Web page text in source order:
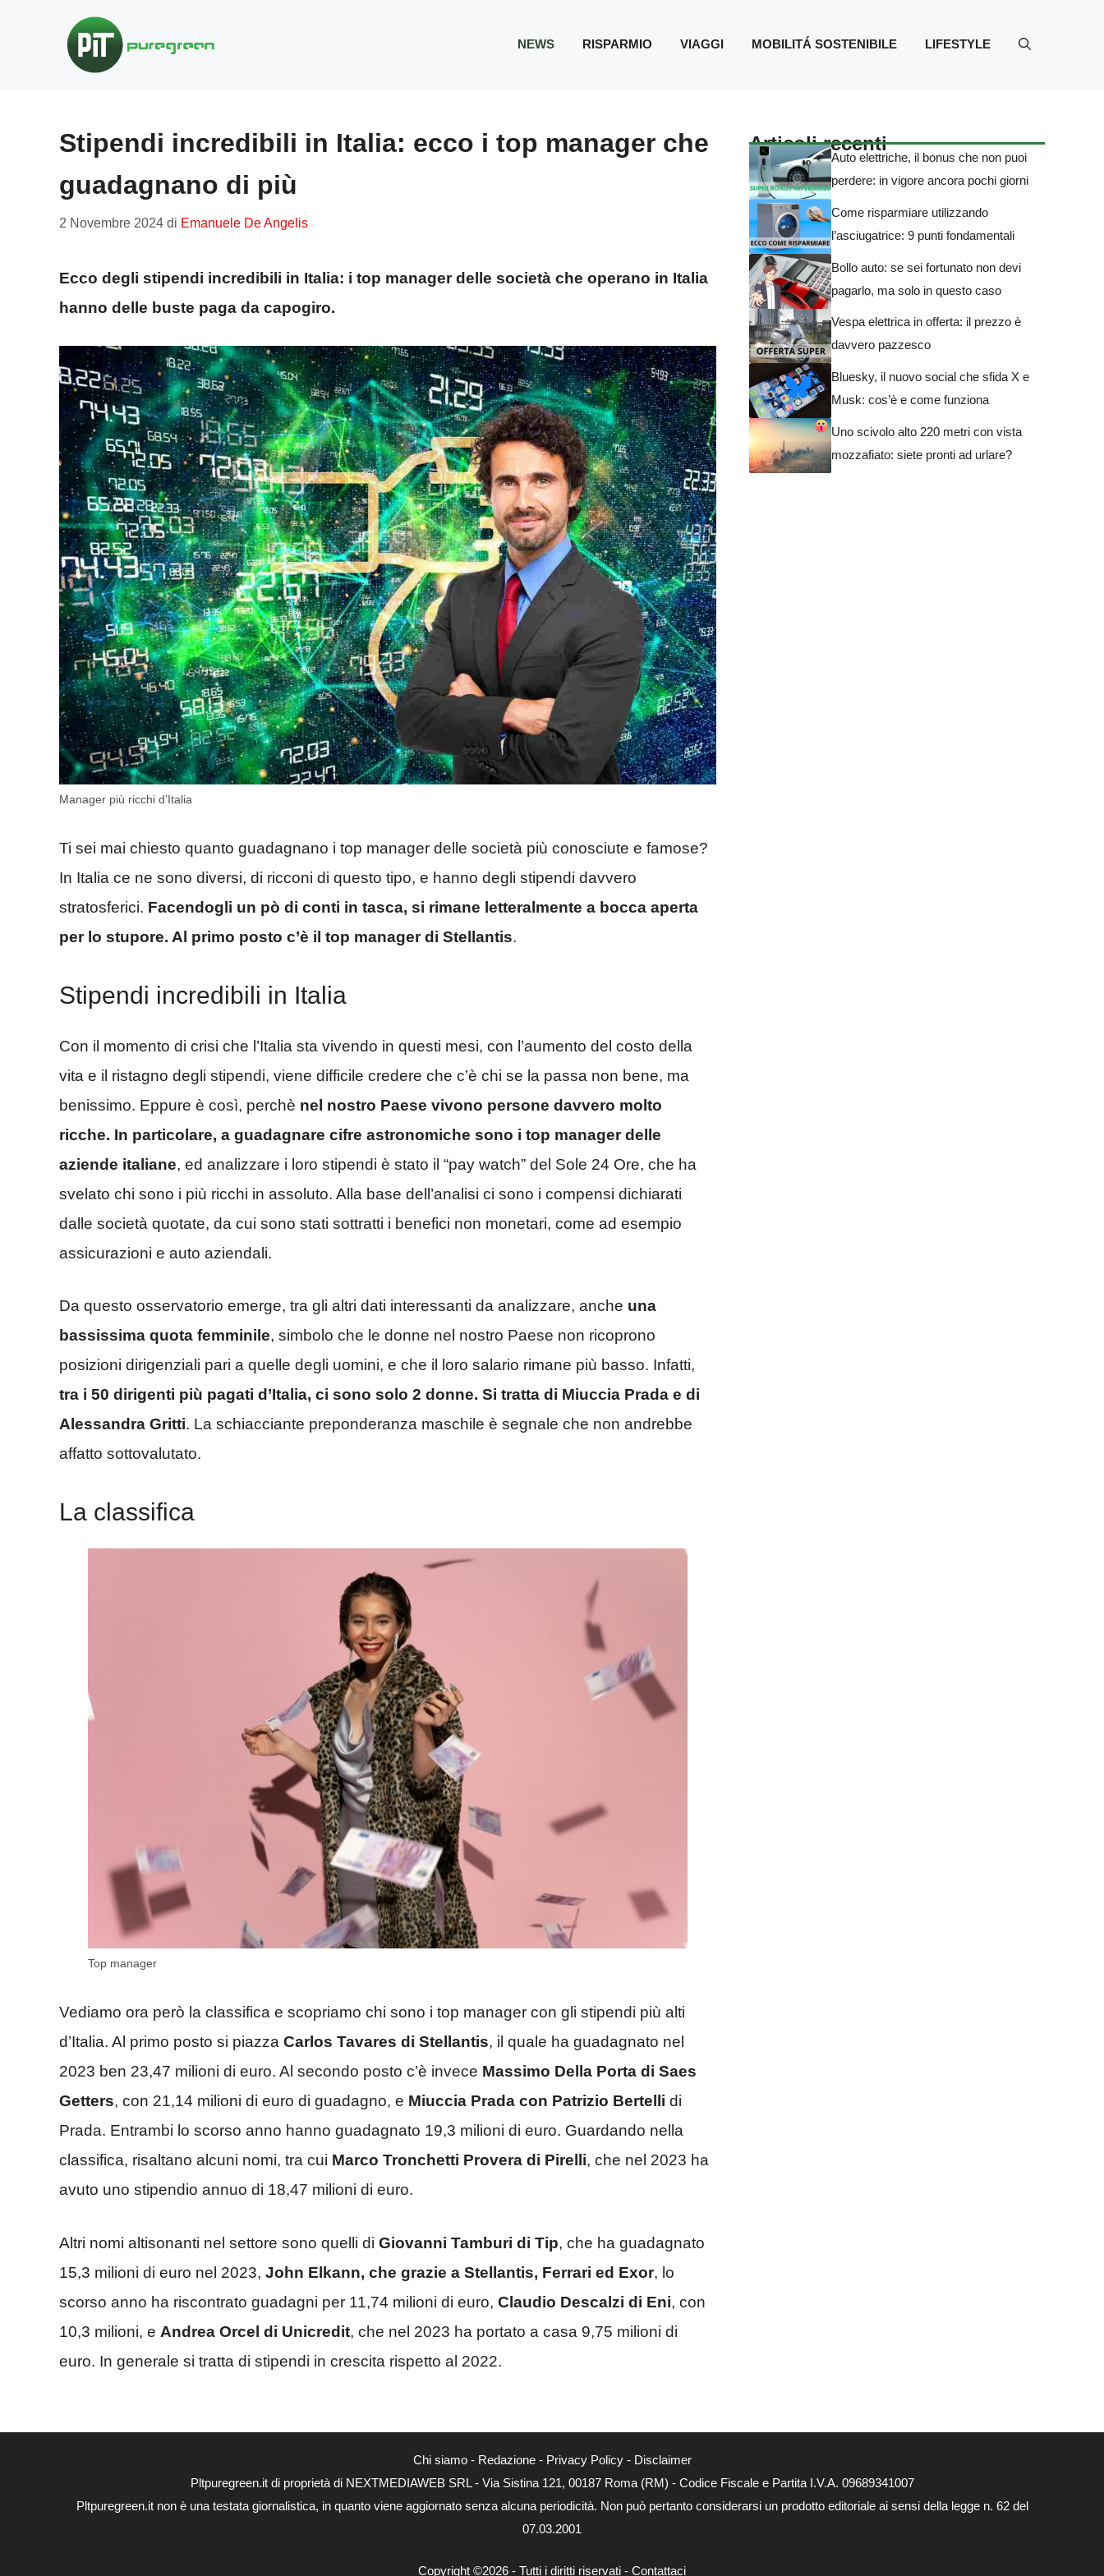
NEWS RISPARMIO VIAGGI MOBILITÁ SOSTENIBILE LIFESTYLE
Stipendi incredibili in Italia: ecco i top manager che
guadagnano di più
2 Novembre 2024 di Emanuele De Angelis
Ecco degli stipendi incredibili in Italia: i top manager delle società che operano in Italia
hanno delle buste paga da capogiro.
Manager più ricchi d’Italia
Ti sei mai chiesto quanto guadagnano i top manager delle società più conosciute e famose?
In Italia ce ne sono diversi, di ricconi di questo tipo, e hanno degli stipendi davvero
stratosferici. Facendogli un pò di conti in tasca, si rimane letteralmente a bocca aperta
per lo stupore. Al primo posto c’è il top manager di Stellantis.
Stipendi incredibili in Italia
Con il momento di crisi che l’Italia sta vivendo in questi mesi, con l’aumento del costo della
vita e il ristagno degli stipendi, viene difficile credere che c’è chi se la passa non bene, ma
benissimo. Eppure è così, perchè nel nostro Paese vivono persone davvero molto
ricche. In particolare, a guadagnare cifre astronomiche sono i top manager delle
aziende italiane, ed analizzare i loro stipendi è stato il “pay watch” del Sole 24 Ore, che ha
svelato chi sono i più ricchi in assoluto. Alla base dell’analisi ci sono i compensi dichiarati
dalle società quotate, da cui sono stati sottratti i benefici non monetari, come ad esempio
assicurazioni e auto aziendali.
Da questo osservatorio emerge, tra gli altri dati interessanti da analizzare, anche una
bassissima quota femminile, simbolo che le donne nel nostro Paese non ricoprono
posizioni dirigenziali pari a quelle degli uomini, e che il loro salario rimane più basso. Infatti,
tra i 50 dirigenti più pagati d’Italia, ci sono solo 2 donne. Si tratta di Miuccia Prada e di
Alessandra Gritti. La schiacciante preponderanza maschile è segnale che non andrebbe
affatto sottovalutato.
La classifica
Top manager
Vediamo ora però la classifica e scopriamo chi sono i top manager con gli stipendi più alti
d’Italia. Al primo posto si piazza Carlos Tavares di Stellantis, il quale ha guadagnato nel
2023 ben 23,47 milioni di euro. Al secondo posto c’è invece Massimo Della Porta di Saes
Getters, con 21,14 milioni di euro di guadagno, e Miuccia Prada con Patrizio Bertelli di
Prada. Entrambi lo scorso anno hanno guadagnato 19,3 milioni di euro. Guardando nella
classifica, risaltano alcuni nomi, tra cui Marco Tronchetti Provera di Pirelli, che nel 2023 ha
avuto uno stipendio annuo di 18,47 milioni di euro.
Altri nomi altisonanti nel settore sono quelli di Giovanni Tamburi di Tip, che ha guadagnato
15,3 milioni di euro nel 2023, John Elkann, che grazie a Stellantis, Ferrari ed Exor, lo
scorso anno ha riscontrato guadagni per 11,74 milioni di euro, Claudio Descalzi di Eni, con
10,3 milioni, e Andrea Orcel di Unicredit, che nel 2023 ha portato a casa 9,75 milioni di
euro. In generale si tratta di stipendi in crescita rispetto al 2022.
Articoli recenti
Auto elettriche, il bonus che non puoi
perdere: in vigore ancora pochi giorni
Come risparmiare utilizzando
l’asciugatrice: 9 punti fondamentali
Bollo auto: se sei fortunato non devi
pagarlo, ma solo in questo caso
Vespa elettrica in offerta: il prezzo è
davvero pazzesco
Bluesky, il nuovo social che sfida X e
Musk: cos’è e come funziona
Uno scivolo alto 220 metri con vista
mozzafiato: siete pronti ad urlare?
Chi siamo- Redazione- Privacy Policy- Disclaimer
Pltpuregreen.it di proprietà di NEXTMEDIAWEB SRL - Via Sistina 121, 00187 Roma (RM) - Codice Fiscale e Partita I.V.A. 09689341007
Pltpuregreen.it non è una testata giornalistica, in quanto viene aggiornato senza alcuna periodicità. Non può pertanto considerarsi un prodotto editoriale ai sensi della legge n. 62 del
07.03.2001
Copyright ©2026 - Tutti i diritti riservati - Contattaci